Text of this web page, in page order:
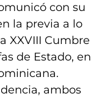
con su
la previa a lo
XXVIII Cumbre
de Estado, en
ambos